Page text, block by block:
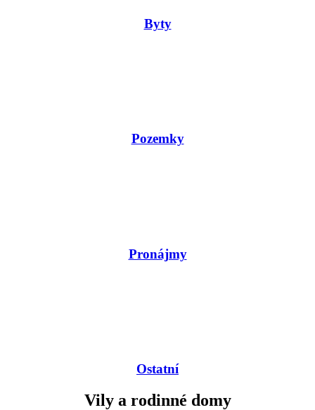
Byty
Pozemky
Pronájmy
Ostatní
Vily a rodinné domy